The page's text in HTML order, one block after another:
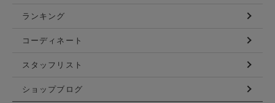
ランキング
コーディネート
スタッフリスト
ショップブログ